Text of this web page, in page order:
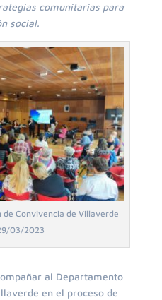
comunitarias para
social.
de Convivencia de Villaverde
03/2023
al Departamento
en el proceso de